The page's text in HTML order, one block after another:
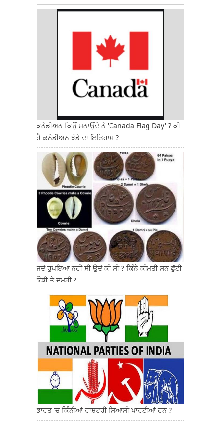
ਕਨੇਡੀਅਨ ਕਿਉਂ ਮਨਾਉਂਦੇ ਨੇ 'Canada Flag Day' ? ਕੀ
ਹੈ ਕਨੇਡੀਅਨ ਝੰਡੇ ਦਾ ਇਤਿਹਾਸ ?
ਜਦੋਂ ਰੁਪਇਆ ਨਹੀਂ ਸੀ ਉਦੋਂ ਕੀ ਸੀ ? ਕਿੰਨੇ ਕੀਮਤੀ ਸਨ ਫੁੱਟੀ
ਕੌਡੀ ਤੇ ਦਮੜੀ ?
ਭਾਰਤ 'ਚ ਕਿੰਨੀਆਂ ਰਾਸ਼ਟਰੀ ਸਿਆਸੀ ਪਾਰਟੀਆਂ ਹਨ ?